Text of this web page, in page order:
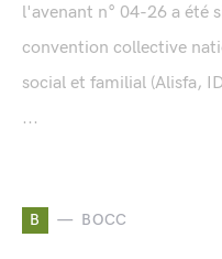
l'avenant n° 04-26 a été
convention collective
social et familial (Alisfa,
...
B BOCC